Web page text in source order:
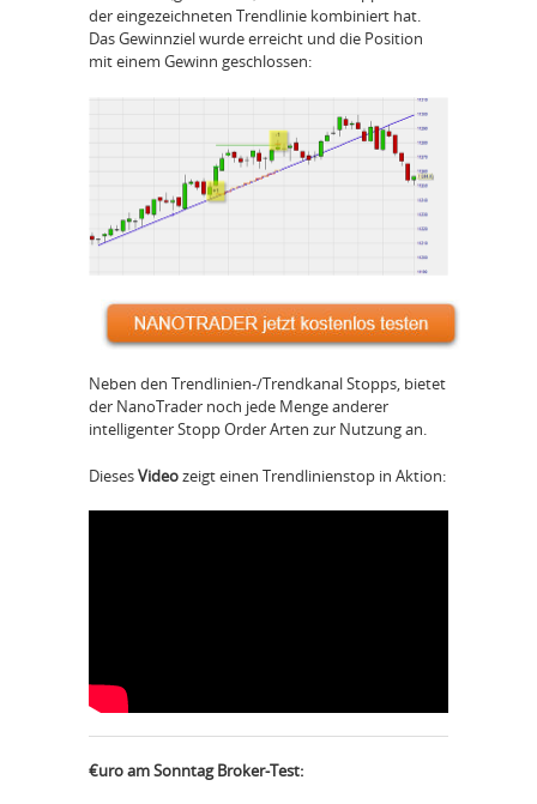
der eingezeichneten Trendlinie kombiniert hat.
Das Gewinnziel wurde erreicht und die Position
mit einem Gewinn geschlossen:
Neben den Trendlinien-/Trendkanal Stopps, bietet
der NanoTrader noch jede Menge anderer
intelligenter Stopp Order Arten zur Nutzung an.
DiesesVideozeigt einen Trendlinienstop in Aktion:
€uro am Sonntag Broker-Test: